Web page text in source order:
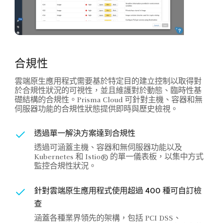
合規性
雲端原生應用程式需要基於特定目的建立控制以取得對
於合規性狀況的可視性，並且維護對於動態、臨時性基
礎結構的合規性。Prisma Cloud 可針對主機、容器和無
伺服器功能的合規性狀態提供即時與歷史檢視。
透過單一解決方案達到合規性
透過可涵蓋主機、容器和無伺服器功能以及
Kubernetes 和 Istio® 的單一儀表板，以集中方式
監控合規性狀況。
針對雲端原生應用程式使用超過 400 種可自訂檢
查
涵蓋各種業界領先的架構，包括 PCI DSS、